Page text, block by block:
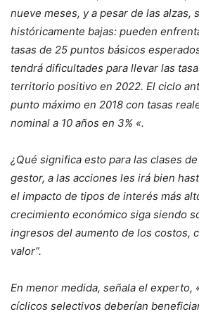
nueve meses, y a pesar de las alzas,
históricamente bajas: pueden
tasas de 25 puntos básicos
tendrá dificultades para llevar las
territorio positivo en 2022. El ciclo
punto máximo en 2018 con tasas
nominal a 10 años en 3% «.
¿Qué significa esto para las clases
gestor, a las acciones les irá bien
el impacto de tipos de interés más
crecimiento económico siga siendo
ingresos del aumento de los costos,
valor”.
En menor medida, señala el experto,
cíclicos selectivos deberían